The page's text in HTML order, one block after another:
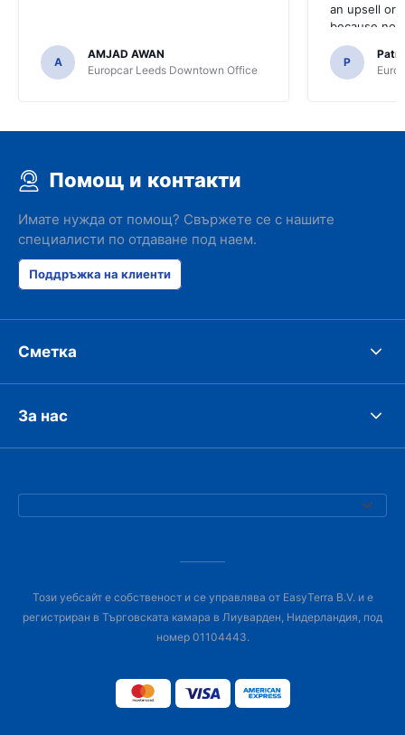
A
AMJAD AWAN
Europcar Leeds Downtown Office
an upsell or
because no
time of
P
Помощ и контакти
Имате нужда от помощ? Свържете се с нашите
специалисти по отдаване под наем.
Поддръжка на клиенти
Сметка
За нас
Този уебсайт е собственост и се управлява от EasyTerra B.V. и е
регистриран в Търговската камара в Лиуварден, Нидерландия, под
номер 01104443.